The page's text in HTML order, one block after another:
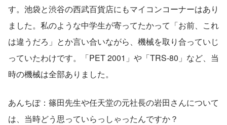
す。池袋と渋谷の西武百貨店にもマイコンコーナーはあり
ました。私のような中学生が寄ってたかって「お前、これ
は違うだろ」とか言い合いながら、機械を取り合っていじ
っていたわけです。「PET 2001」や「TRS-80」など、当
時の機械は全部ありました。
あんちぽ：篠田先生や任天堂の元社長の岩田さんについて
は、当時どう思っていらっしゃったんですか？